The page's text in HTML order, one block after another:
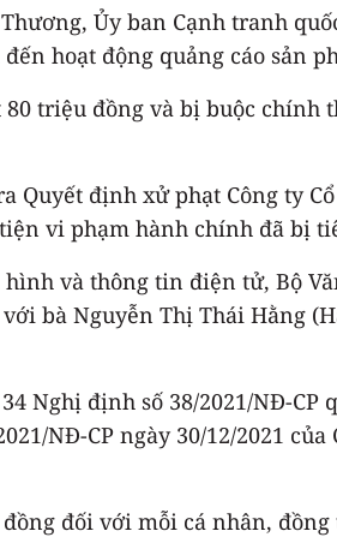
Ủy ban Cạnh tranh
hoạt động quảng cáo sản
80 triệu đồng và bị buộc
Quyết định xử phạt Công ty
vi phạm hành chính đã bị
và thông tin điện tử, Bộ
bà Nguyễn Thị Thái Hằng
Nghị định số 38/2021/NĐ-
NĐ-CP ngày 30/12/2021
đối với mỗi cá nhân,